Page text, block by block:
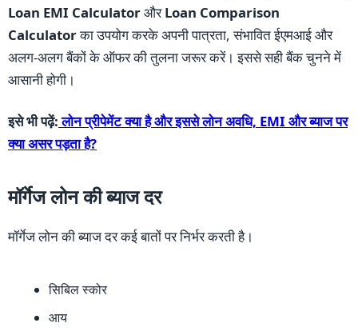
Loan EMI CalculatorऔरLoan Comparison
Calculatorका उपयोग करके अपनी पात्रता, संभावित ईएमआई और
अलग-अलग बैंकों के ऑफर की तुलना जरूर करें। इससे सही बैंक चुनने में
आसानी होगी।
इसे भी पढ़ें:लोन प्रीपेमेंट क्या है और इससे लोन अवधि, EMI और ब्याज पर
क्या असर पड़ता है?
मॉर्गेज लोन की ब्याज दर
मॉर्गेज लोन की ब्याज दर कई बातों पर निर्भर करती है।
सिबिल स्कोर
आय